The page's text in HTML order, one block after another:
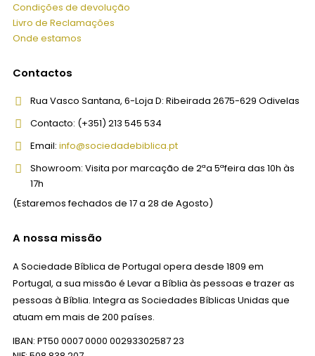
Condições de devolução
Livro de Reclamações
Onde estamos
Contactos
Rua Vasco Santana, 6-Loja D: Ribeirada 2675-629 Odivelas
Contacto: (+351) 213 545 534
Email: info@sociedadebiblica.pt
Showroom: Visita por marcação de 2ªa 5ªfeira das 10h às
17h
(Estaremos fechados de 17 a 28 de Agosto)
A nossa missão
A Sociedade Bíblica de Portugal opera desde 1809 em
Portugal, a sua missão é Levar a Bíblia às pessoas e trazer as
pessoas à Bíblia. Integra as Sociedades Bíblicas Unidas que
atuam em mais de 200 países.
IBAN: PT50 0007 0000 00293302587 23